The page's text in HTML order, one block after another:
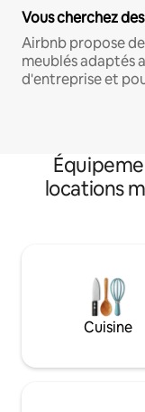
Vous cherchez
Airbnb propose
meublés adaptés
d'entreprise et
locations
Cuisine